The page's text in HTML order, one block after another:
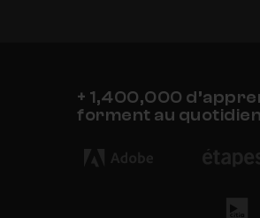
+ 1,400,000
forment au